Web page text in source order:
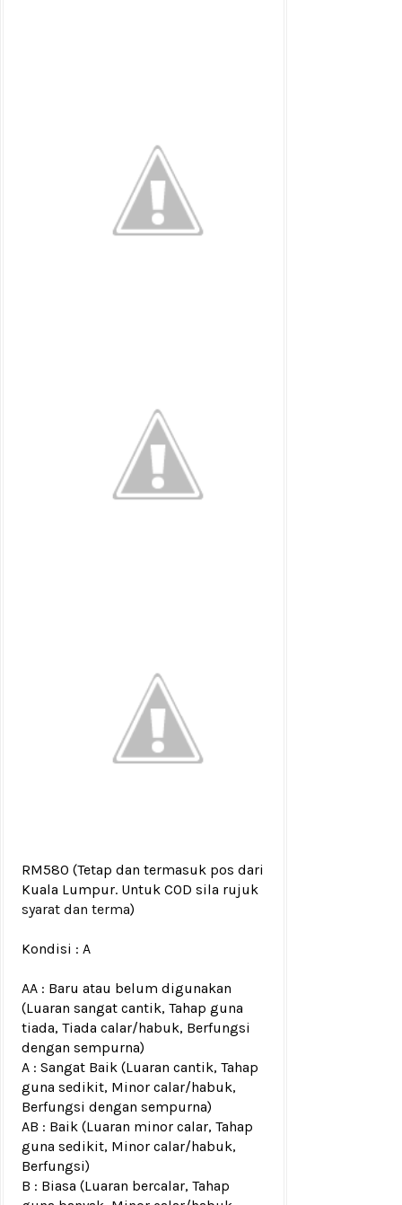
RM580 (Tetap dan termasuk pos dari
Kuala Lumpur. Untuk COD sila rujuk
syarat dan terma)
Kondisi : A
AA : Baru atau belum digunakan
(Luaran sangat cantik, Tahap guna
tiada, Tiada calar/habuk, Berfungsi
dengan sempurna)
A : Sangat Baik (Luaran cantik, Tahap
guna sedikit, Minor calar/habuk,
Berfungsi dengan sempurna)
AB : Baik (Luaran minor calar, Tahap
guna sedikit, Minor calar/habuk,
Berfungsi)
B : Biasa (Luaran bercalar, Tahap